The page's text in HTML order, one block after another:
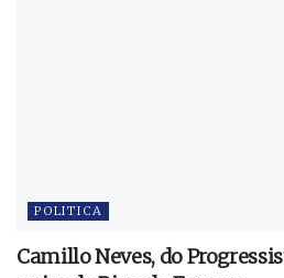
POLITICA
Camillo Neves, do